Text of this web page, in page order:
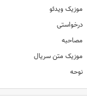
موزیک ویدئو
درخواستی
مصاحبه
موزیک متن سریال
نوحه